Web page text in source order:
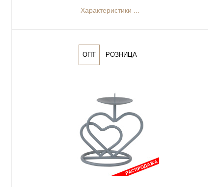
Характеристики ...
ОПТ РОЗНИЦА